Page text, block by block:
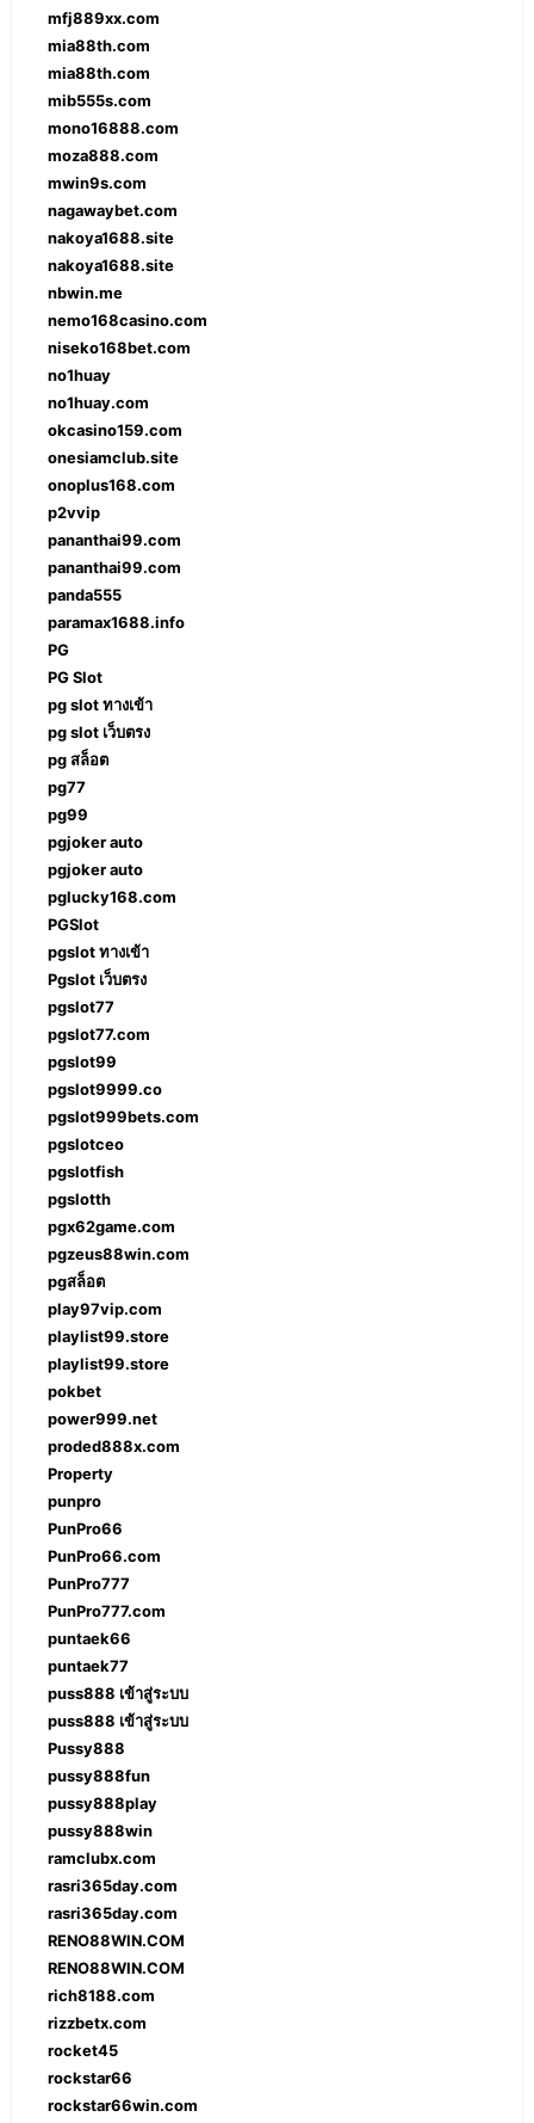
mfj889xx.com
mia88th.com
mia88th.com
mib555s.com
mono16888.com
moza888.com
mwin9s.com
nagawaybet.com
nakoya1688.site
nakoya1688.site
nbwin.me
nemo168casino.com
niseko168bet.com
no1huay
no1huay.com
okcasino159.com
onesiamclub.site
onoplus168.com
p2vvip
pananthai99.com
pananthai99.com
panda555
paramax1688.info
PG
PG Slot
pg slot ทางเข้า
pg slot เว็บตรง
pg สล็อต
pg77
pg99
pgjoker auto
pgjoker auto
pglucky168.com
PGSlot
pgslot ทางเข้า
Pgslot เว็บตรง
pgslot77
pgslot77.com
pgslot99
pgslot9999.co
pgslot999bets.com
pgslotceo
pgslotfish
pgslotth
pgx62game.com
pgzeus88win.com
pgสล็อต
play97vip.com
playlist99.store
playlist99.store
pokbet
power999.net
proded888x.com
Property
punpro
PunPro66
PunPro66.com
PunPro777
PunPro777.com
puntaek66
puntaek77
puss888 เข้าสู่ระบบ
puss888 เข้าสู่ระบบ
Pussy888
pussy888fun
pussy888play
pussy888win
ramclubx.com
rasri365day.com
rasri365day.com
RENO88WIN.COM
RENO88WIN.COM
rich8188.com
rizzbetx.com
rocket45
rockstar66
rockstar66win.com